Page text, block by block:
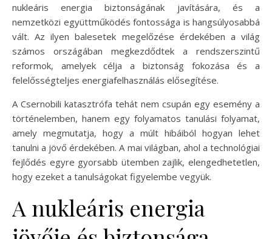
nukleáris energia biztonságának javítására, és a
nemzetközi együttműködés fontossága is hangsúlyosabbá
vált. Az ilyen balesetek megelőzése érdekében a világ
számos országában megkezdődtek a rendszerszintű
reformok, amelyek célja a biztonság fokozása és a
felelősségteljes energiafelhasználás elősegítése.
A Csernobili katasztrófa tehát nem csupán egy esemény a
történelemben, hanem egy folyamatos tanulási folyamat,
amely megmutatja, hogy a múlt hibáiból hogyan lehet
tanulni a jövő érdekében. A mai világban, ahol a technológiai
fejlődés egyre gyorsabb ütemben zajlik, elengedhetetlen,
hogy ezeket a tanulságokat figyelembe vegyük.
A nukleáris energia